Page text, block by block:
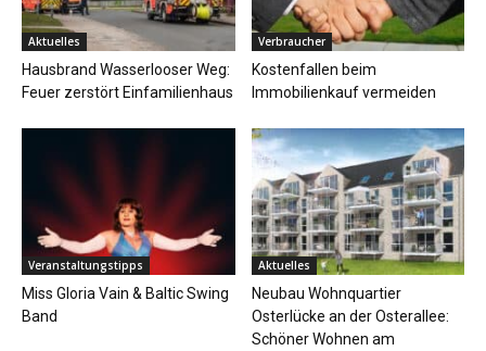
Aktuelles
Hausbrand Wasserlooser Weg:
Feuer zerstört Einfamilienhaus
Verbraucher
Kostenfallen beim
Immobilienkauf vermeiden
Veranstaltungstipps
Miss Gloria Vain & Baltic Swing
Band
Aktuelles
Neubau Wohnquartier
Osterlücke an der Osterallee:
Schöner Wohnen am